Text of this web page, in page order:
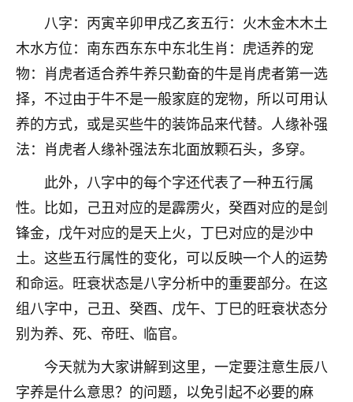
八字：丙寅辛卯甲戌乙亥五行：火木金木木土
木水方位：南东西东东中东北生肖：虎适养的宠
物：肖虎者适合养牛养只勤奋的牛是肖虎者第一选
择，不过由于牛不是一般家庭的宠物，所以可用认
养的方式，或是买些牛的装饰品来代替。人缘补强
法：肖虎者人缘补强法东北面放颗石头，多穿。
此外，八字中的每个字还代表了一种五行属
性。比如，己丑对应的是霹雳火，癸酉对应的是剑
锋金，戊午对应的是天上火，丁巳对应的是沙中
土。这些五行属性的变化，可以反映一个人的运势
和命运。旺衰状态是八字分析中的重要部分。在这
组八字中，己丑、癸酉、戊午、丁巳的旺衰状态分
别为养、死、帝旺、临官。
今天就为大家讲解到这里，一定要注意生辰八
字养是什么意思？的问题，以免引起不必要的麻
我也想要，我也想要！
2天前 来自山西 15
Jessica李
老师做不做超度法事？我想给我奶奶做超度，她今年
刚去世了。
七零老顽童：我母亲前年离世，刚开始我经常
做梦梦见她，后来也是朋友介绍，找到慧来老
师，安排了超度法事，做梦再也没有梦到过
了，一开始是半信半疑的，图个心安，给亡母
超度，现在看来，人不信也不行。
2天前 来自云南 11
优秀的张同学
老师收徒吗？？我对这些很感兴趣
2天前 来自山西